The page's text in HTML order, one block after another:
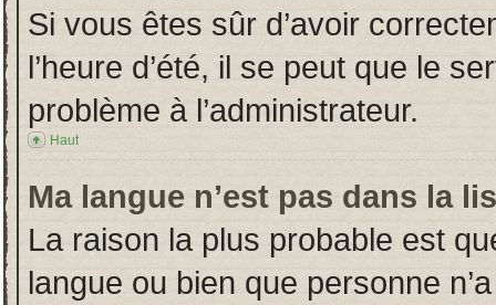
Si vous êtes sûr d’avoir
l’heure d’été, il se peut que le
problème à l’administrateur.
Haut
Ma langue n’est pas dans la
La raison la plus probable est
langue ou bien que personne